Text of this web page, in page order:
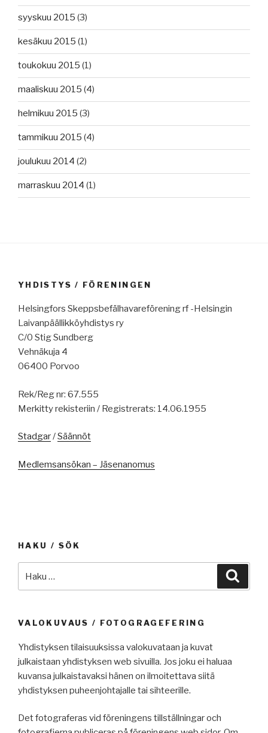
syyskuu 2015 (3)
kesäkuu 2015 (1)
toukokuu 2015 (1)
maaliskuu 2015 (4)
helmikuu 2015 (3)
tammikuu 2015 (4)
joulukuu 2014 (2)
marraskuu 2014 (1)
YHDISTYS / FÖRENINGEN
Helsingfors Skeppsbefälhavareförening rf -Helsingin
Laivanpäällikköyhdistys ry
C/0 Stig Sundberg
Vehnäkuja 4
06400 Porvoo
Rek/Reg nr: 67.555
Merkitty rekisteriin / Registrerats: 14.06.1955
Stadgar/Säännöt
Medlemsansökan – Jäsenanomus
HAKU / SÖK
VALOKUVAUS / FOTOGRAGEFERING
Yhdistyksen tilaisuuksissa valokuvataan ja kuvat
julkaistaan yhdistyksen web sivuilla. Jos joku ei haluaa
kuvansa julkaistavaksi hänen on ilmoitettava siitä
yhdistyksen puheenjohtajalle tai sihteerille.
Det fotograferas vid föreningens tillställningar och